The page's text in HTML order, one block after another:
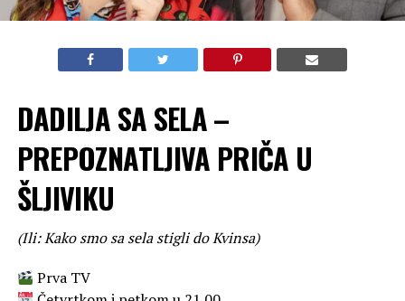
DADILJA SA SELA –
PREPOZNATLJIVA PRIČA U
ŠLJIVIKU
(Ili: Kako smo sa sela stigli do Kvinsa)
Prva TV